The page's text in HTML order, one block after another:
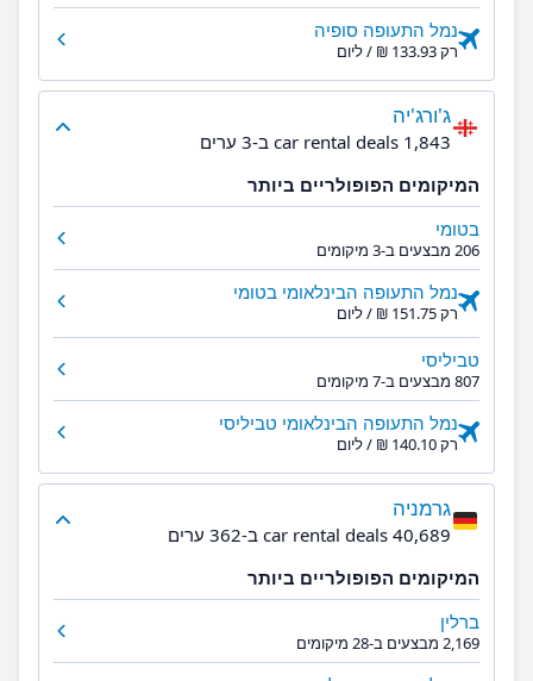
נמל התעופה סופיה
רק ‏133.93 ‏₪ / ליום
ג'ורג'יה
1,843 car rental deals ב-3 ערים
המיקומים הפופולריים ביותר
בטומי
206 מבצעים ב-3 מיקומים
נמל התעופה הבינלאומי בטומי
רק ‏151.75 ‏₪ / ליום
טביליסי
807 מבצעים ב-7 מיקומים
נמל התעופה הבינלאומי טביליסי
רק ‏140.10 ‏₪ / ליום
גרמניה
40,689 car rental deals ב-362 ערים
המיקומים הפופולריים ביותר
ברלין
2,169 מבצעים ב-28 מיקומים